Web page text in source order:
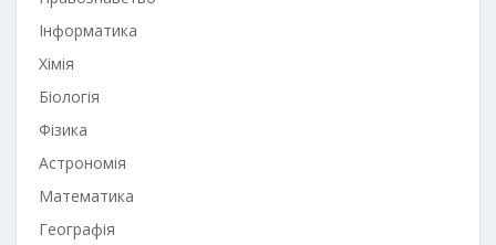
Інформатика
Хімія
Біологія
Фізика
Астрономія
Математика
Географія